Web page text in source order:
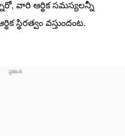
వారి ఆర్థిక సమస్యలన్నీ
వస్తుందంట.